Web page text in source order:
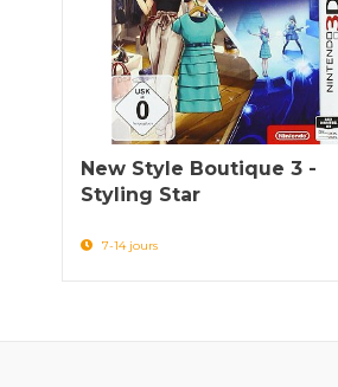
New Style Boutique 3 -
Styling Star
7-14 jours